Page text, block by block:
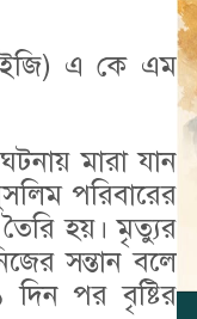
এ কে এম
মারা যান
পরিবারের
তৈরি হয়। মৃত্যুর
সন্তান বলে
পর বৃষ্টির